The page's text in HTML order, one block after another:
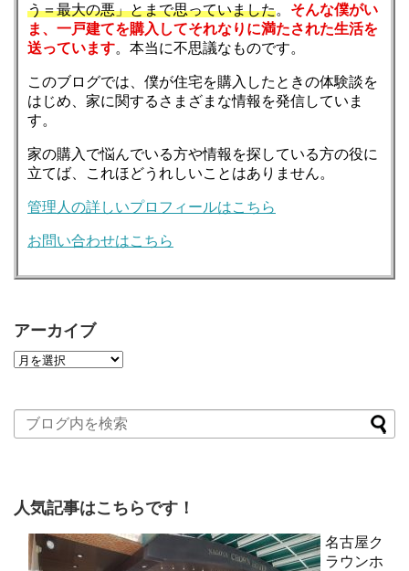
う＝最大の悪」とまで思っていました。 そんな僕がい
ま、一戸建てを購入してそれなりに満たされた生活を
送っています。本当に不思議なものです。
このブログでは、僕が住宅を購入したときの体験談を
はじめ、家に関するさまざまな情報を発信していま
す。
家の購入で悩んでいる方や情報を探している方の役に
立てば、これほどうれしいことはありません。
管理人の詳しいプロフィールはこちら
お問い合わせはこちら
アーカイブ
人気記事はこちらです！
名古屋ク
ラウンホ